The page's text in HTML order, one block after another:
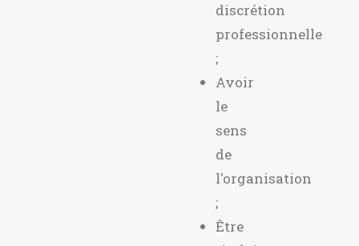
discrétion
professionnelle
;
Avoir
le
sens
de
l'organisation
;
Être